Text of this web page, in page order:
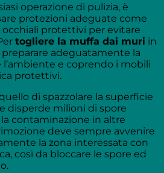
operazione di pulizia, è
protezioni adeguate come
protettivi per evitare
togliere la muffa dai muri in
adeguatamente la
l’ambiente e coprendo i mobili
protettivi.
di spazzolare la superficie
disperde milioni di spore
contaminazione in altre
deve sempre avvenire
la zona interessata con
così da bloccare le spore ed